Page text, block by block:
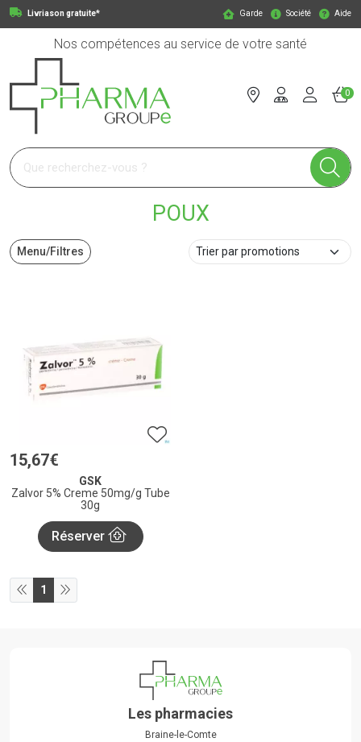
Livriason gratuite* Garde Société Aide
Nos compétences au service de votre santé
Pharmagroupe Votre pharmacie en ligne à votre service
0
POUX
Menu/Filtres
15,67€
GSK
Zalvor 5% Creme 50mg/g Tube
30g
Réserver
1
Les pharmacies
Braine-le-Comte